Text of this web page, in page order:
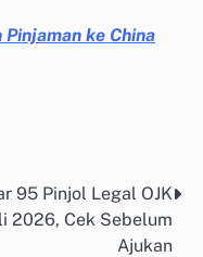
ke China
95 Pinjol Legal OJK
2026, Cek Sebelum
Ajukan